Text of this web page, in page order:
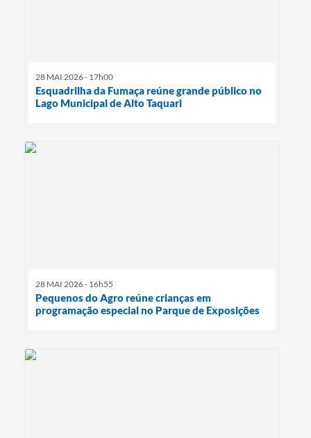
28 MAI 2026 - 17h00
Esquadrilha da Fumaça reúne grande público no
Lago Municipal de Alto Taquari
28 MAI 2026 - 16h55
Pequenos do Agro reúne crianças em
programação especial no Parque de Exposições